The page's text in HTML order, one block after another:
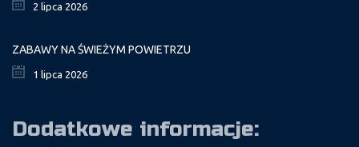
2 lipca 2026
ZABAWY NA ŚWIEŻYM POWIETRZU
1 lipca 2026
Dodatkowe informacje: